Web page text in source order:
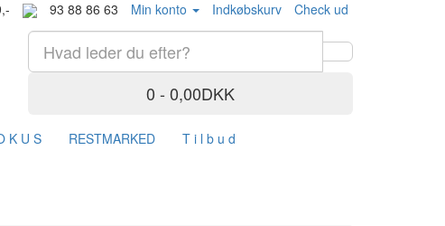
93 88 86 63 Min konto Indkøbskurv Check ud
0 - 0,00DKK
K U S RESTMARKED T i l b u d